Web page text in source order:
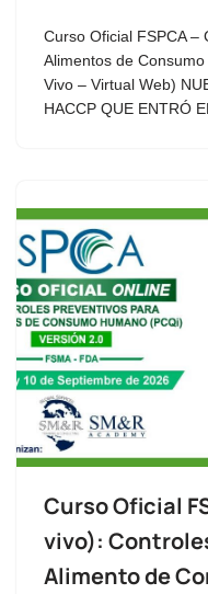
Curso Oficial FSPCA –
Alimentos de
Vivo – Virtual Web)
HACCP QUE ENTRÓ
Curso Oficial
vivo):
Alimento de